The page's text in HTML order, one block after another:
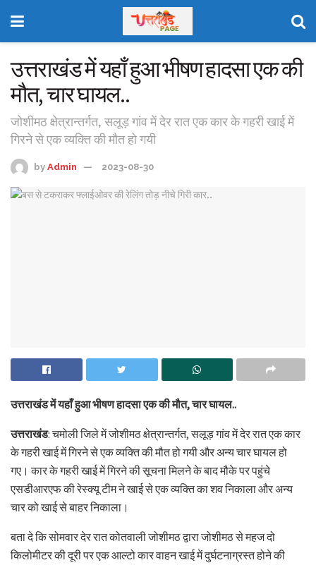
उत्तराखंड में यहाँ हुआ भीषण हादसा एक की
मौत, चार घायल..
जोशीमठ क्षेत्रान्तर्गत, सलूड़ गांव में देर रात एक कार के गहरी खाई में
गिरने से एक व्यक्ति की मौत हो गयी
by Admin 2023-08-30
उत्तराखंड में यहाँ हुआ भीषण हादसा एक की मौत, चार घायल..
उत्तराखंड: चमोली जिले में जोशीमठ क्षेत्रान्तर्गत, सलूड़ गांव में देर रात एक कार
के गहरी खाई में गिरने से एक व्यक्ति की मौत हो गयी और अन्य चार घायल हो
गए। कार के गहरी खाई में गिरने की सूचना मिलने के बाद मौके पर पहुंचे
एसडीआरएफ की रेस्क्यू टीम ने खाई से एक व्यक्ति का शव निकाला और अन्य
चार को खाई से बाहर निकाला।
बता दे कि सोमवार देर रात कोतवाली जोशीमठ द्वारा जोशीमठ से महज दो
किलोमीटर की दूरी पर एक आल्टो कार वाहन खाई में दुर्घटनाग्रस्त होने की